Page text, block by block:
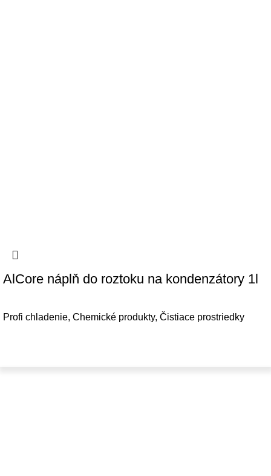
AlCore náplň do roztoku na kondenzátory 1l
Profi chladenie, Chemické produkty, Čistiace prostriedky